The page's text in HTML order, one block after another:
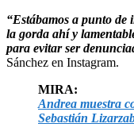
“Estábamos a punto de
la gorda ahí y
para evitar ser
Sánchez en Instagram.
MIRA:
Andrea muestra
Sebastián